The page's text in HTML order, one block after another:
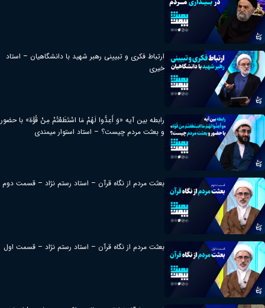
ارتباط فکری و تبیینی رهبر شهید با دانشگاهیان – استاد
خیری
رابطه بین آیه «وَ أَعِدُّوا لَهُمْ مَا اسْتَطَعْتُمْ مِنْ قُوَّة» با حضور
و بعثت مردم چیست؟ – استاد استوار میمندی
بعثت مردم از نگاه قرآن – استاد رستم نژاد – قسمت دوم
بعثت مردم از نگاه قرآن – استاد رستم نژاد – قسمت اول